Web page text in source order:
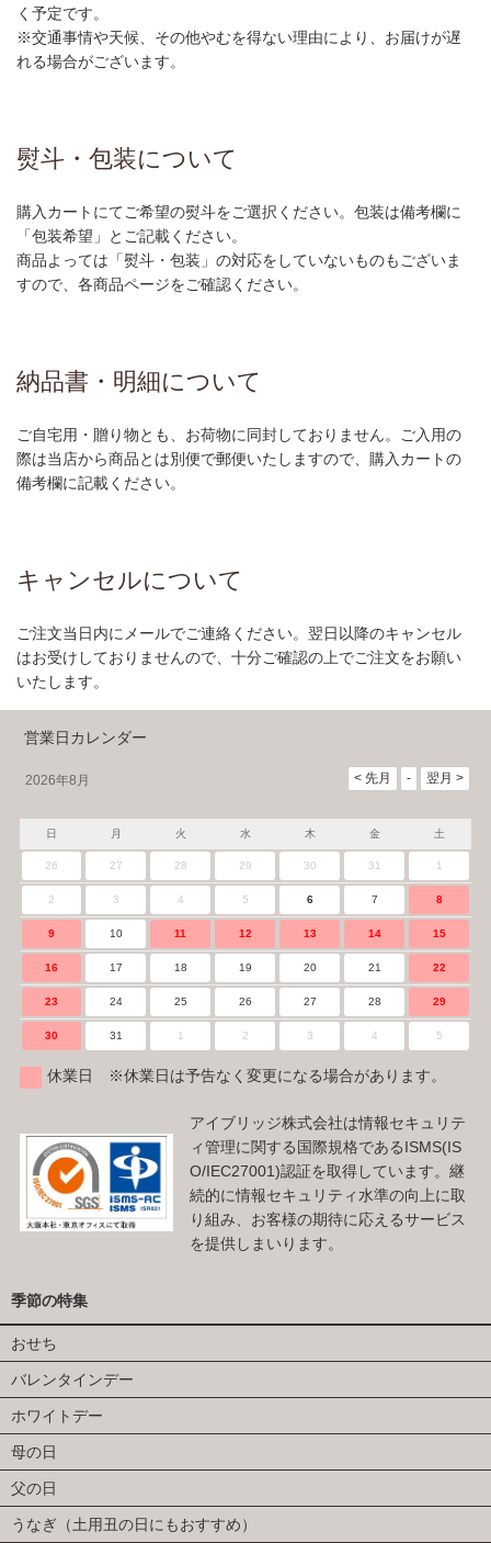
く予定です。
※交通事情や天候、その他やむを得ない理由により、お届けが遅
れる場合がございます。
熨斗・包装について
購入カートにてご希望の熨斗をご選択ください。包装は備考欄に
「包装希望」とご記載ください。
商品よっては「熨斗・包装」の対応をしていないものもございま
すので、各商品ページをご確認ください。
納品書・明細について
ご自宅用・贈り物とも、お荷物に同封しておりません。ご入用の
際は当店から商品とは別便で郵便いたしますので、購入カートの
備考欄に記載ください。
キャンセルについて
ご注文当日内にメールでご連絡ください。翌日以降のキャンセル
はお受けしておりませんので、十分ご確認の上でご注文をお願い
いたします。
営業日カレンダー
2026年8月
日 月 火 水 木 金 土
26 27 28 29 30 31 1
2 3 4 5 6 7 8
9 10 11 12 13 14 15
16 17 18 19 20 21 22
23 24 25 26 27 28 29
30 31 1 2 3 4 5
休業日 ※休業日は予告なく変更になる場合があります。
アイブリッジ株式会社は情報セキュリテ
ィ管理に関する国際規格であるISMS(IS
O/IEC27001)認証を取得しています。継
続的に情報セキュリティ水準の向上に取
り組み、お客様の期待に応えるサービス
を提供しまいります。
季節の特集
おせち
バレンタインデー
ホワイトデー
母の日
父の日
うなぎ（土用丑の日にもおすすめ）